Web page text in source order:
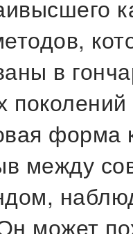
в
форма
между
может